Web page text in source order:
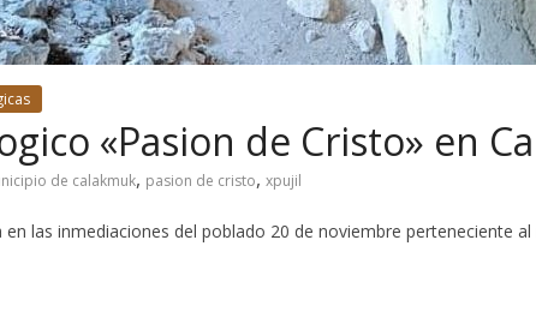
«Pasion de Cristo» en
de calakmuk, pasion de cristo, xpujil
las inmediaciones del poblado 20 de noviembre perteneciente